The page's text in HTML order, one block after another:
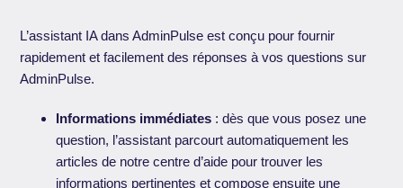
L’assistant IA dans AdminPulse est conçu pour fournir
rapidement et facilement des réponses à vos questions sur
AdminPulse.
Informations immédiates : dès que vous posez une
question, l’assistant parcourt automatiquement les
articles de notre centre d’aide pour trouver les
informations pertinentes et compose ensuite une